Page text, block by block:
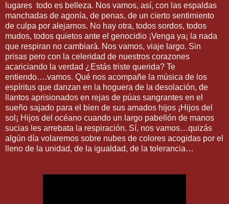
lugares todo es belleza. Nos vamos, así, con las espaldas
manchadas de agonía, de penas, de un cierto sentimiento
de culpa por alejarnos. No hay otra, todos sordos, todos
mudos, todos quietos ante el genocidio ¡Venga ya¡ la nada
que respiran no cambiará. Nos vamos, viaje largo. Sin
prisas pero con la celeridad de nuestros corazones
acariciando la verdad ¿Estás triste querida? Te
entiendo….vamos. Qué nos acompañe la música de los
espíritus que danzan en la hoguera de la desolación, de
llantos aprisionados en rejas de púas sangrantes en el
sueño sajado para el bien de sus amados hijos ¡Hijos del
sol¡ Hijos del océano cuando un largo pabellón de manos
sucias les arrebata la respiración. Sí, nos vamos…quizás
algún día volaremos sobre nubes de colores acogidas por el
lleno de la unidad, de la igualdad, de la tolerancia…